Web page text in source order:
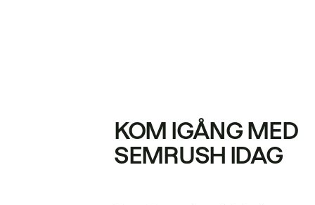
KOM IGÅNG MED
SEMRUSH IDAG